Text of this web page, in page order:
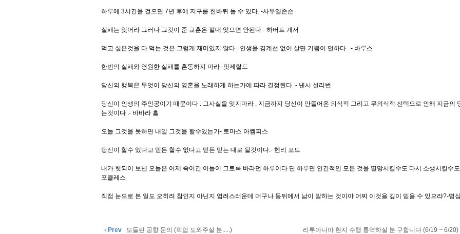
하루에 3시간을 걸으면 7년 후에 지구를 한바퀴 돌 수 있다. -사무엘존슨
실패는 잊어라 그러나 그것이 준 교훈은 절대 잊으면 안된다 - 하버트 개서
먹고 싶은것을 다 먹는 것은 그렇게 재미있지 않다 . 인생을 경계선 없이 살면 기쁨이 덜하다 . - 바루스
한번의 실패와 영원한 실패를 혼동하지 마라 -핏제랄드
당신의 행복은 무엇이 당신의 영혼을 노래하게 하는가에 따라 결정된다. - 낸시 설리번
당신이 인생의 주인공이기 때문이다 . 그사실을 잊지마라 . 지금까지 당신이 만들어온 의식적 그리고 무의식적 선택으로 인해 지금의
는것이다 .- 바바라 홀
오늘 그것을 못하면 내일 그것을 할수있는가- 토마스 아켐피스
당신이 할수 있다고 믿든 할수 없다고 믿든 믿는 대로 될것이다.- 헨리 포드
내가 헛되이 보낸 오늘은 어제 죽어간 이들이 그토록 바라던 하루이다 단 하루면 인간적인 모든 것을 멸망시킬수도 다시 소생시킬수
포클레스
직접 눈으로 본 일도 오히려 참인지 아닌지 염려스러운데 더구나 등뒤에서 남이 말하는 것이야 어찌 이것을 깊이 믿을 수 있으랴?-명
Prev 모들린 공항 문의 (픽업 도와주실 분.....) 리투아니아 현지 수행 통역하실 분 구합니다 (6/19 ~ 6/20)